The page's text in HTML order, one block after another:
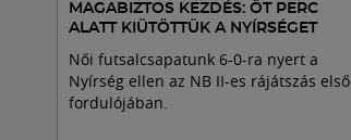
MAGABIZTOS KEZDÉS: ÖT PERC
ALATT KIÜTÖTTÜK A NYÍRSÉGET
Női futsalcsapatunk 6-0-ra nyert a
Nyírség ellen az NB II-es rájátszás első
fordulójában.